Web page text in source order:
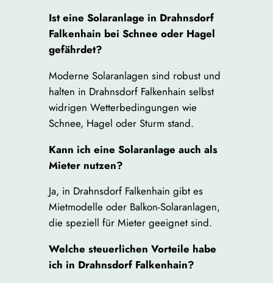
Ist eine Solaranlage in Drahnsdorf
Falkenhain bei Schnee oder Hagel
gefährdet?
Moderne Solaranlagen sind robust und
halten in Drahnsdorf Falkenhain selbst
widrigen Wetterbedingungen wie
Schnee, Hagel oder Sturm stand.
Kann ich eine Solaranlage auch als
Mieter nutzen?
Ja, in Drahnsdorf Falkenhain gibt es
Mietmodelle oder Balkon-Solaranlagen,
die speziell für Mieter geeignet sind.
Welche steuerlichen Vorteile habe
ich in Drahnsdorf Falkenhain?